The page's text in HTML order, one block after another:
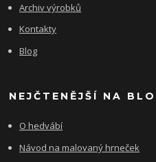
Archiv výrobků
Kontakty
Blog
NEJČTENĚJŠÍ NA
O hedvábí
Návod na malovaný hrneček